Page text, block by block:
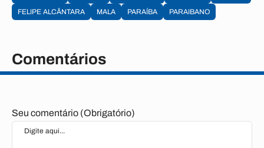
FELIPE ALCÂNTARA
MALA PARAÍBA PARAIBANO
Comentários
Seu comentário (Obrigatório)